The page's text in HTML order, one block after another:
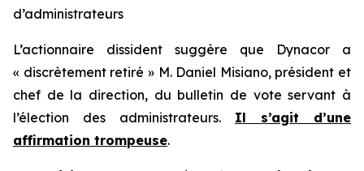
d’administrateurs
L’actionnaire dissident suggère que Dynacor a
« discrètement retiré » M. Daniel Misiano, président et
chef de la direction, du bulletin de vote servant à
l’élection des administrateurs. Il s’agit d’une
affirmation trompeuse.